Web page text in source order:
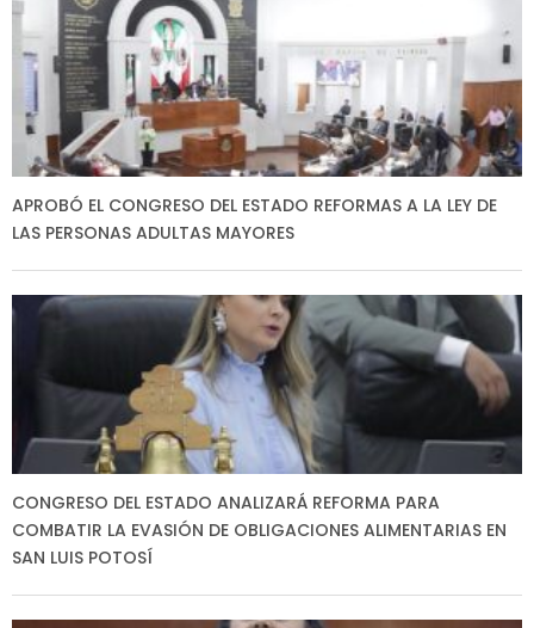
APROBÓ EL CONGRESO DEL ESTADO REFORMAS A LA LEY DE
LAS PERSONAS ADULTAS MAYORES
CONGRESO DEL ESTADO ANALIZARÁ REFORMA PARA
COMBATIR LA EVASIÓN DE OBLIGACIONES ALIMENTARIAS EN
SAN LUIS POTOSÍ